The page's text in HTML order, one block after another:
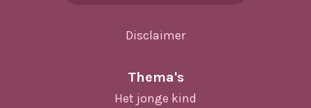
Disclaimer
Thema's
Het jonge kind